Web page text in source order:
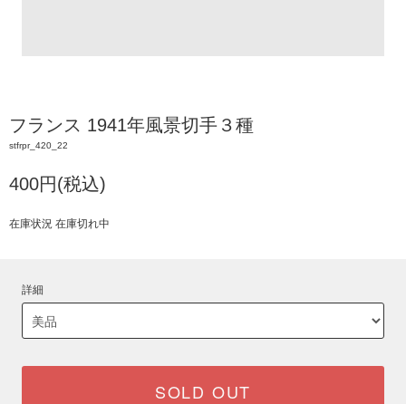
フランス 1941年風景切手３種
stfrpr_420_22
400円(税込)
在庫状況 在庫切れ中
詳細
SOLD OUT